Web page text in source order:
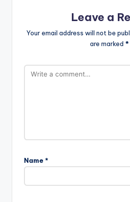
Leave a
Your email address will not be
are marked *
Name *